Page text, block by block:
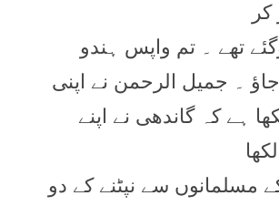
تھے ۔ تم واپس ہندو
۔ جمیل الرحمن نے اپنی
ہے کہ گاندھی نے اپنے
مسلمانوں سے نپٹنے کے دو